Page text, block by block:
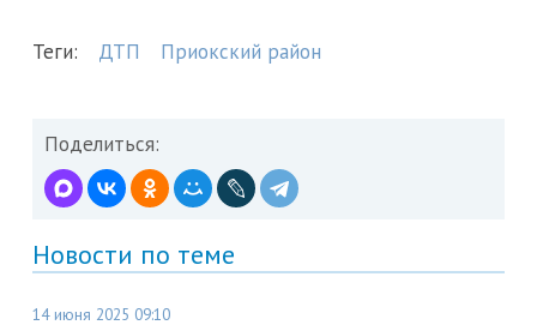
Теги: ДТП Приокский район
Поделиться:
Новости по теме
14 июня 2025 09:10